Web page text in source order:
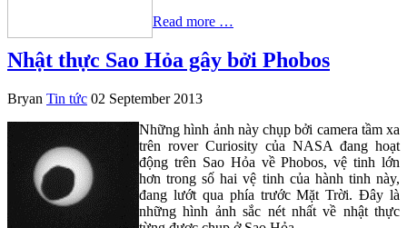
Read more …
Nhật thực Sao Hỏa gây bởi Phobos
Bryan Tin tức 02 September 2013
Những hình ảnh này chụp bởi camera tầm xa
trên rover Curiosity của NASA đang hoạt
động trên Sao Hỏa về Phobos, vệ tinh lớn
hơn trong số hai vệ tinh của hành tinh này,
đang lướt qua phía trước Mặt Trời. Đây là
những hình ảnh sắc nét nhất về nhật thực